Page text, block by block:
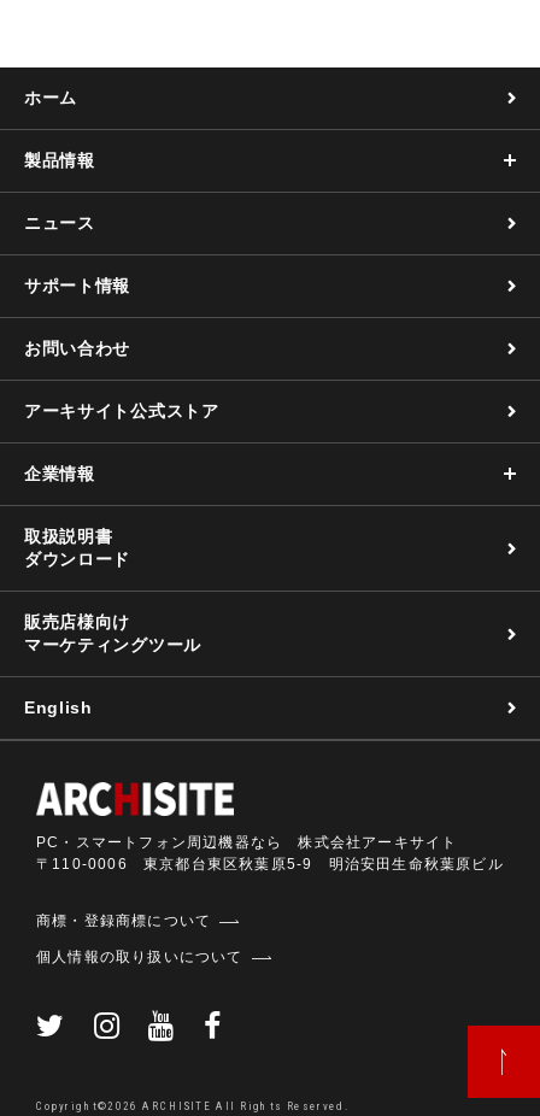
ホーム
製品情報
ニュース
サポート情報
お問い合わせ
アーキサイト公式ストア
企業情報
取扱説明書
ダウンロード
販売店様向け
マーケティングツール
English
PC・スマートフォン周辺機器なら 株式会社アーキサイト
〒110-0006 東京都台東区秋葉原5-9 明治安田生命秋葉原ビル
商標・登録商標について
個人情報の取り扱いについて
Copyright©2026 ARCHISITE All Rights Reserved.